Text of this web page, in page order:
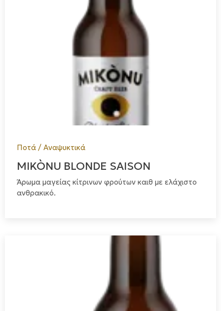
Ποτά / Αναψυκτικά
MIKÒNU BLONDE SAISON
Άρωμα μαγείας κίτρινων φρούτων καιθ με ελάχιστο
ανθρακικό.